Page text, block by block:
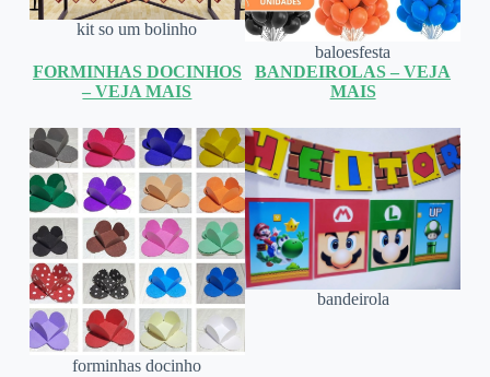
kit so um bolinho
baloesfesta
FORMINHAS DOCINHOS
– VEJA MAIS
forminhas docinho
BANDEIROLAS – VEJA
MAIS
bandeirola